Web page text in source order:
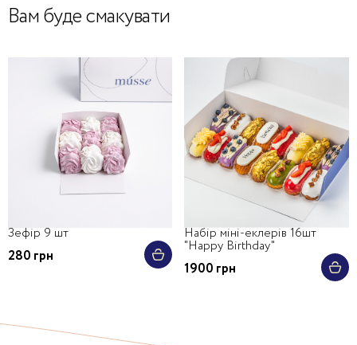
Вам буде смакувати
Зефір 9 шт
280 грн
Набір міні-еклерів 16шт
"Happy Birthday"
1900 грн